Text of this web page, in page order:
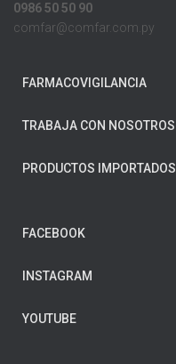
0986 50 50 90
comfar@comfar.com.py
FARMACOVIGILANCIA
TRABAJA CON NOSOTROS
PRODUCTOS IMPORTADOS
FACEBOOK
INSTAGRAM
YOUTUBE